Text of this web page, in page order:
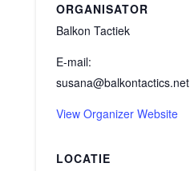
LOCATIE
ORGANISATOR
Balkon Tactiek
E-mail:
susana@balkontactics.net
View Organizer Website